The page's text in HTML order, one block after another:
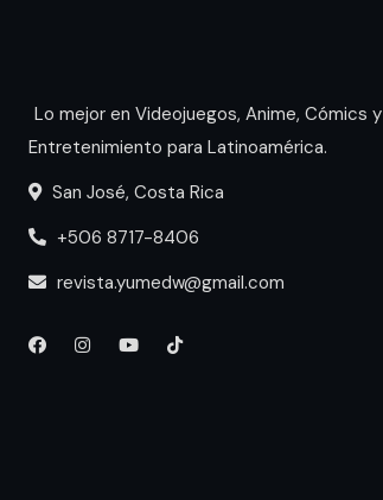
Lo mejor en Videojuegos, Anime, Cómics y
Entretenimiento para Latinoamérica.
San José, Costa Rica
+506 8717-8406
revista.yumedw@gmail.com